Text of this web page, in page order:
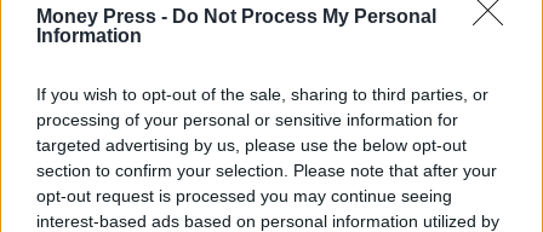
Money Press - Do Not Process My Personal
Information
If you wish to opt-out of the sale, sharing to third parties, or
processing of your personal or sensitive information for
targeted advertising by us, please use the below opt-out
section to confirm your selection. Please note that after your
opt-out request is processed you may continue seeing
interest-based ads based on personal information utilized by